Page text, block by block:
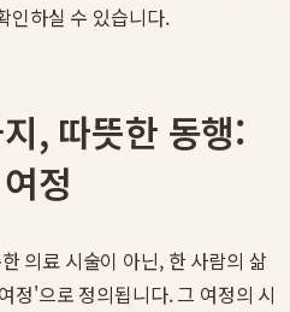
인하실 수 있습니다.
, 따뜻한 동행:
정
의료 시술이 아닌, 한 사람의 삶
정'으로 정의됩니다. 그 여정의 시